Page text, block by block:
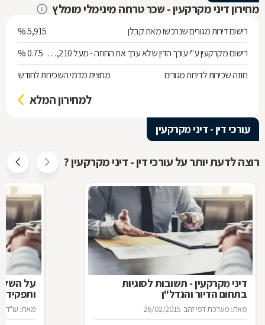
מחירון דיני מקרקעין - שכר טרחה מינימלי מומלץ
רישום דירות מגורים שנרכשו מאת קבלן
5,915 %
רישום מקרקעין ע"י עורך הדין שלא ערך את החוזה - מעל 538,210 ש"ח 0.75 %
חוזה שכירות לדירות מגורים
מחצית מדמי השכירות לחודש
למחירון המלא
עורכי דין - דיני מקרקעין
רוצה לדעת יותר על עורכי דין - דיני מקרקעין ?
דיני מקרקעין - תשובות לסוגיות
בתחום הדיור והנדל"ן
מאת: מערכת דפי זהב 26/02/2015 מאת: עו"ד